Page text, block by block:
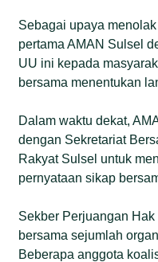
Sebagai upaya
pertama AMAN Sulsel
UU ini kepada
bersama menentukan
Dalam waktu dekat,
dengan Sekretariat
Rakyat Sulsel untuk
pernyataan sikap
Sekber Perjuangan
bersama sejumlah
Beberapa anggota